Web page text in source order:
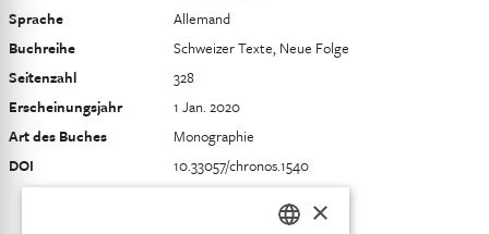
Sprache
Allemand
Buchreihe
Schweizer Texte, Neue Folge
Seitenzahl
328
Erscheinungsjahr
1 Jan. 2020
Art des Buches
Monographie
DOI
10.33057/chronos.1540
×